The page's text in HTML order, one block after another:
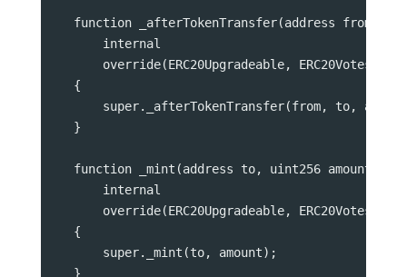
function _afterTokenTransfer(address from,
        internal
override(ERC20Upgradeable,
    {
super._afterTokenTransfer(from, to,
    }
    function _mint(address to, uint256 amount)
        internal
override(ERC20Upgradeable,
    {
        super._mint(to, amount);
    }